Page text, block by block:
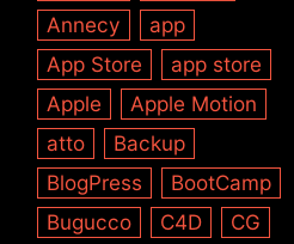
Annecy
app
App Store
app store
Apple
Apple Motion
atto
Backup
BlogPress
BootCamp
Bugucco
C4D
CG